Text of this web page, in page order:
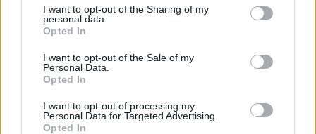
I want to opt-out of the Sharing of my
personal data.
Opted In
I want to opt-out of the Sale of my
Personal Data.
Opted In
I want to opt-out of processing my
Personal Data for Targeted Advertising.
Opted In
ciekawość świata czy idealizm. Odbiera się
wrażenie, iż są pozbawieni jakichkolwiek
wartości.Nawet w obliczu danych im szans
nie chcą podjąć wysiłku oraz ryzyka by je
się do mitu o Dedalu i Ikarze.